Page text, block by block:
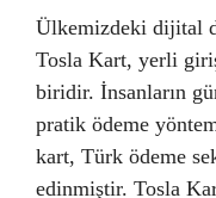
Ülkemizdeki dijital
Tosla Kart, yerli
biridir. İnsanların
pratik ödeme
kart, Türk ödeme
edinmiştir. Tosla